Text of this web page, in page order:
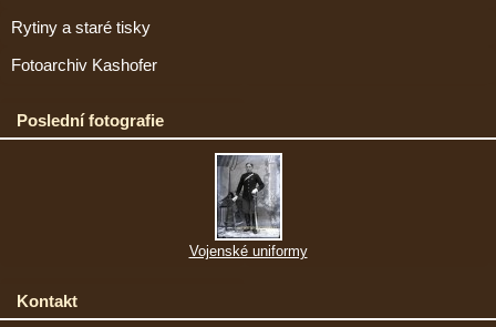
Rytiny a staré tisky
Fotoarchiv Kashofer
Poslední fotografie
Vojenské uniformy
Kontakt